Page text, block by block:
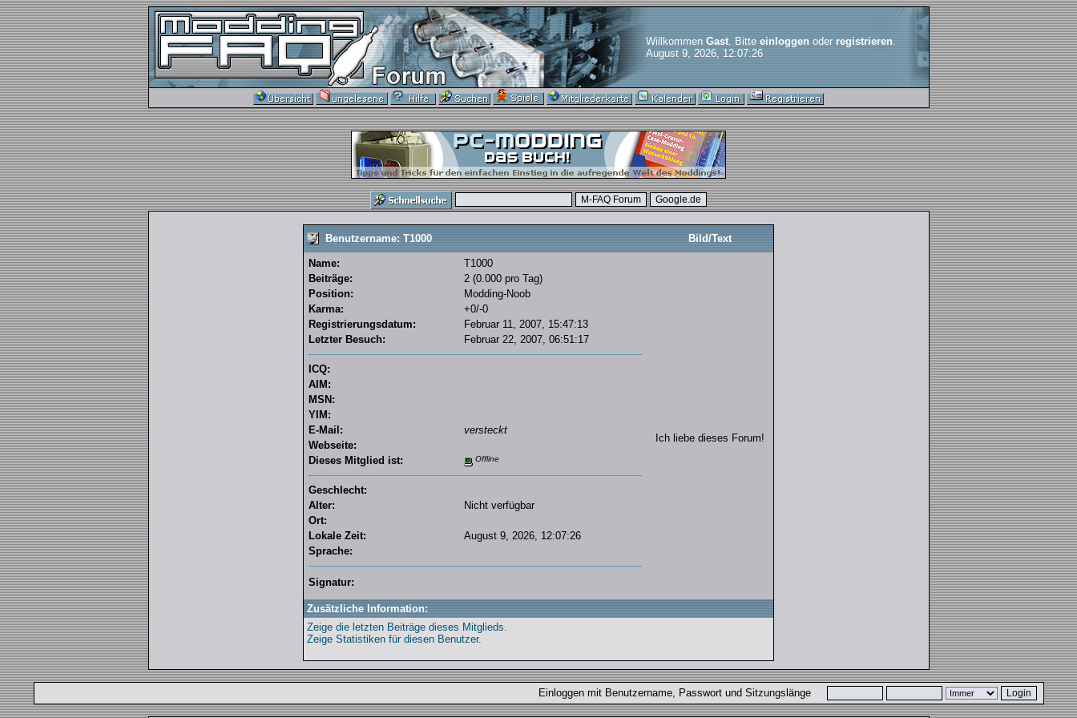
Willkommen Gast. Bitte einloggenoder registrieren.
August 9, 2026, 12:07:26
Benutzername: T1000 Bild/Text
Name:
T1000
Beiträge:
2 (0.000 pro Tag)
Position:
Modding-Noob
Karma:
+0/-0
Registrierungsdatum:
Februar 11, 2007, 15:47:13
Letzter Besuch:
Februar 22, 2007, 06:51:17
ICQ:
AIM:
MSN:
YIM:
E-Mail:
versteckt
Webseite:
Dieses Mitglied ist:
Offline
Geschlecht:
Alter:
Nicht verfügbar
Ort:
Lokale Zeit:
August 9, 2026, 12:07:26
Sprache:
Signatur:
Ich liebe dieses Forum!
Zusätzliche Information:
Zeige die letzten Beiträge dieses Mitglieds.
Zeige Statistiken für diesen Benutzer.
Einloggen mit Benutzername, Passwort und Sitzungslänge